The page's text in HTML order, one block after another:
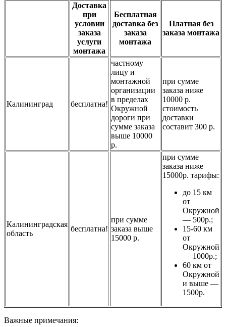
Доставка
при
условии
заказа
услуги
монтажа
Бесплатная
доставка без
заказа
монтажа
Платная без
заказа монтажа
Калининград бесплатна!
частному
лицу и
монтажной
организации
в пределах
Окружной
дороги при
сумме заказа
выше 10000
р.
при сумме
заказа ниже
10000 р.
стоимость
доставки
составит 300 р.
Калининградская
область
бесплатна!
при сумме
заказа выше
15000 р.
при сумме
заказа ниже
15000р. тарифы:
до 15 км
от
Окружной
— 500р.;
15-60 км
от
Окружной
— 1000р.;
60 км от
Окружной
и выше —
1500р.
Важные примечания: